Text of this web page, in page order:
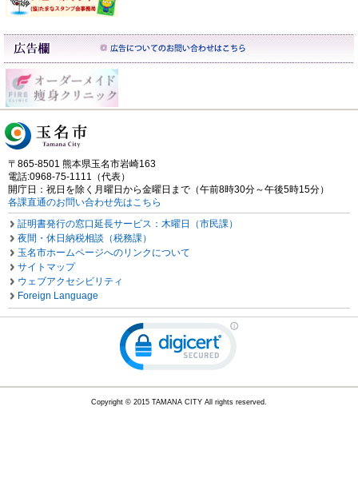
〒865-8501 熊本県玉名市岩崎163
電話:0968-75-1111（代表）
開庁日：祝日を除く月曜日から金曜日まで（午前8時30分～午後5時15分）
各課直通のお問い合わせ先はこちら
証明書発行の窓口延長サービス：木曜日（市民課）
夜間・休日納税相談（税務課）
玉名市ホームページへのリンクについて
サイトマップ
ウェブアクセシビリティ
Foreign Language
Copyright © 2015 TAMANA CITY All rights reserved.